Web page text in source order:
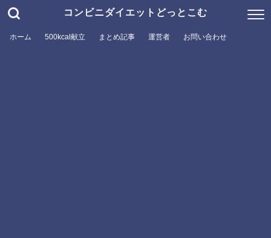
コンビニダイエットどっとこむ
ホーム 500kcal献立 まとめ記事 運営者 お問い合わせ